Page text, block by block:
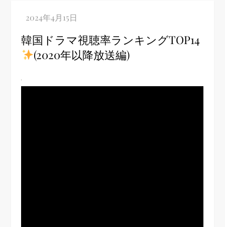
韓国ドラマ視聴率ランキングTOP14
(2020年以降放送編)